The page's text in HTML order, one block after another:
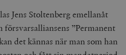
Jens Stoltenberg emellanåt
försvarsalliansens ”Permanent
det kännas när man som han